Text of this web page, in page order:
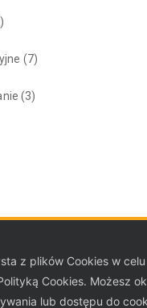
(7)
(3)
z plików Cookies w celu
Cookies. Możesz
lub dostępu do